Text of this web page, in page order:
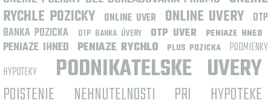
RYCHLE POZICKY
ONLINE UVER ONLINE UVERY OTP
BANKA POZICKA
OTP BANKA ÚVERY OTP UVER PENIAZE HNED
PENIAZE IHNED PENIAZE RYCHLO PLUS POZICKA
PODMIENKY
HYPOTEKY
PODNIKATELSKE UVERY
POISTENIE NEHNUTELNOSTI PRI HYPOTEKE